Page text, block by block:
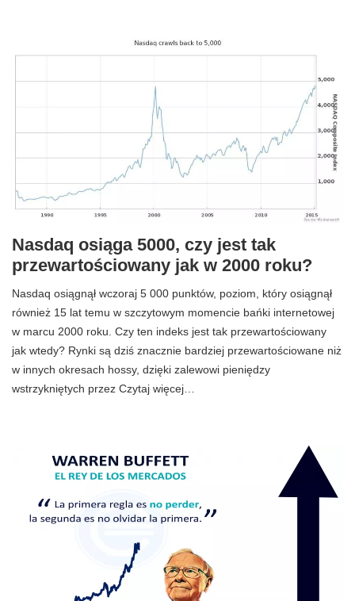
Nasdaq osiąga 5000, czy jest tak
przewartościowany jak w 2000 roku?
Nasdaq osiągnął wczoraj 5 000 punktów, poziom, który osiągnął
również 15 lat temu w szczytowym momencie bańki internetowej
w marcu 2000 roku. Czy ten indeks jest tak przewartościowany
jak wtedy? Rynki są dziś znacznie bardziej przewartościowane niż
w innych okresach hossy, dzięki zalewowi pieniędzy
wstrzykniętych przez Czytaj więcej…